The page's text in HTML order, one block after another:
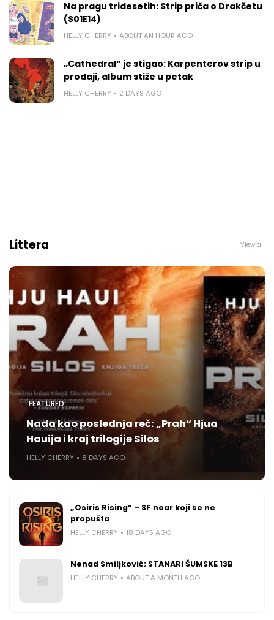
Na pragu tridesetih: Strip priča o Drakčetu
(S01E14)
HELLY CHERRY ABOUT AN HOUR AGO
„Cathedral“ je stigao: Karpenterov strip u
prodaji, album stiže u petak
HELLY CHERRY 2 DAYS AGO
Littera View all
FEATURED
Nada kao poslednja reč: „Prah“ Hjua
Hauija i kraj trilogije Silos
HELLY CHERRY 8 DAYS AGO
„Osiris Rising“ – SF noar koji se ne
propušta
HELLY CHERRY 18 DAYS AGO
Nenad Smiljković: STANARI ŠUMSKE 13B
HELLY CHERRY ABOUT A MONTH AGO